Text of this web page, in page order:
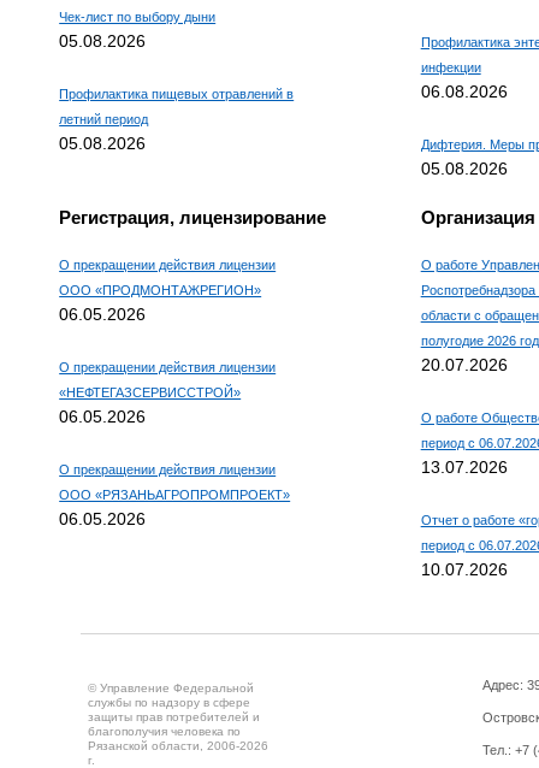
Чек-лист по выбору дыни
05.08.2026
Профилактика пищевых отравлений в
летний период
05.08.2026
Регистрация, лицензирование
О прекращении действия лицензии
ООО «ПРОДМОНТАЖРЕГИОН»
06.05.2026
О прекращении действия лицензии
«НЕФТЕГАЗСЕРВИССТРОЙ»
06.05.2026
О прекращении действия лицензии
ООО «РЯЗАНЬАГРОПРОМПРОЕКТ»
06.05.2026
Профилактика
инфекции
06.08.2026
Дифтерия. Меры
05.08.2026
О работе
Роспотребнадзора
области с
полугодие 2026
20.07.2026
О работе
период с
13.07.2026
Отчет о работе
период с
10.07.2026
© Управление Федеральной
службы по надзору в сфере
защиты прав потребителей и
благополучия человека по
Рязанской области, 2006-2026
г.
Адрес:
Тел.: +7